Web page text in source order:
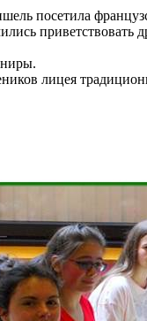
посетила
приветствовать
лицея